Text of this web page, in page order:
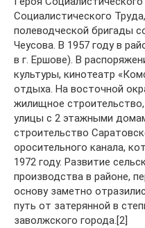
Социалистического
полеводческой бригады
Чеусова. В 1957 году в
в г. Ершове). В
культуры, кинотеатр
отдыха. На восточной
жилищное
улицы с 2 этажными
строительство
оросительного канала,
1972 году. Развитие
производства в районе,
основу заметно
путь от затерянной в
заволжского города.[2]